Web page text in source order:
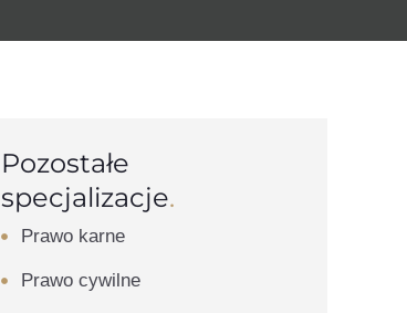
Pozostałe
specjalizacje.
Prawo karne
Prawo cywilne